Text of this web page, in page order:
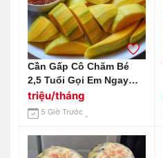
Cần Gấp Cô Chăm Bé
2,5 Tuổi Gọi Em Ngay
0966529171
triệu/tháng
5 Giờ Trước